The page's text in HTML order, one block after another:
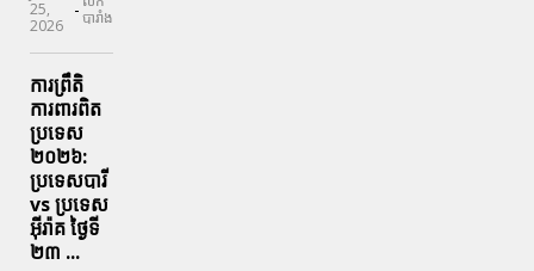
25,
2026
-បារាំង
ការព្រឹតិ
ការពារ​ពិត
ប្រទេស
២០២៦:
ប្រទេសបារី
vs ប្រទេស
អ៊ីរ៉ាគ ថ្ងៃទី​
២៣ ...